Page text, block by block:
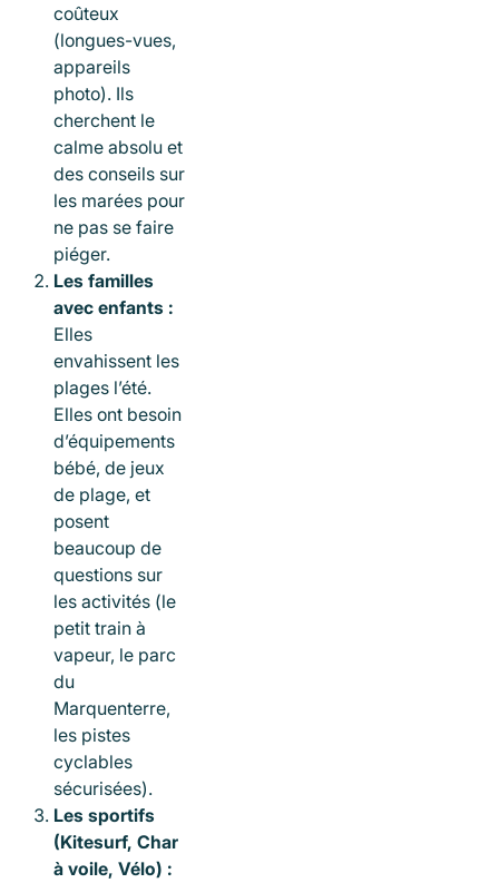
coûteux
(longues-vues,
appareils
photo). Ils
cherchent le
calme absolu et
des conseils sur
les marées pour
ne pas se faire
piéger.
Les familles
avec enfants :
Elles
envahissent les
plages l’été.
Elles ont besoin
d’équipements
bébé, de jeux
de plage, et
posent
beaucoup de
questions sur
les activités (le
petit train à
vapeur, le parc
du
Marquenterre,
les pistes
cyclables
sécurisées).
Les sportifs
(Kitesurf, Char
à voile, Vélo) :